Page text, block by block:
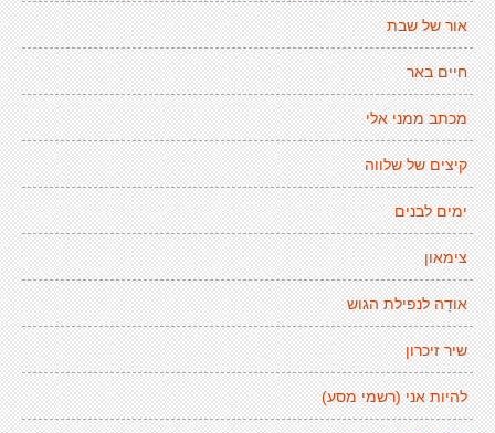
אור של שבת
חיים באר
מכתב ממני אלי
קיצים של שלווה
ימים לבנים
צימאון
אודָה לנפילת הגוש
שיר זיכרון
להיות אני (רשמי מסע)